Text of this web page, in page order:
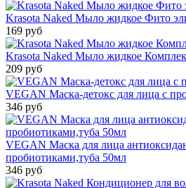
Krasota Naked Мыло жидкое Фито
169 руб
Krasota Naked Мыло жидкое
209 руб
VEGAN Маска-детокс для лица с
346 руб
VEGAN Маска для лица
пробиотиками,туба 50мл
346 руб